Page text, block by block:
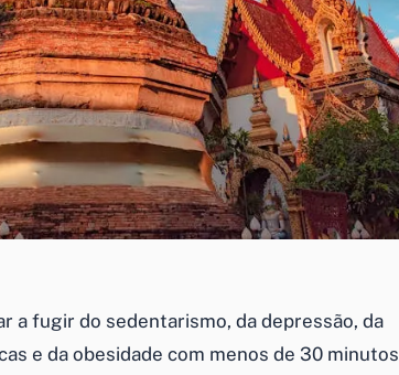
a fugir do sedentarismo, da depressão, da
e da obesidade com menos de 30 minutos